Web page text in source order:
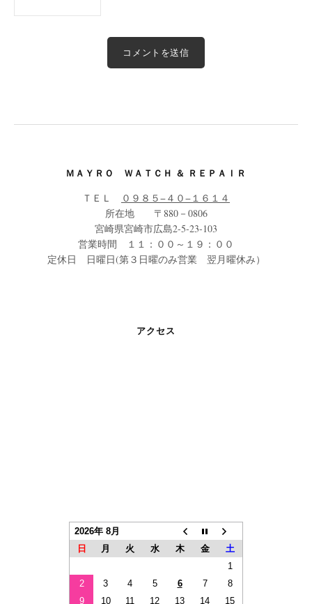
ＭＡＹＲＯ ＷＡＴＣＨ ＆ ＲＥＰＡＩＲ
ＴＥＬ
０９８５−４０−１６１４
所在地 〒880－0806
宮崎県宮崎市広島2-5-23-103
営業時間 １１：００～１９：００
定休日 日曜日(第３日曜のみ営業 翌月曜休み）
アクセス
2026年 8月
日
月 火 水 木 金
土
1
2
3 4 5 6 7
8
9
10 11 12 13 14 15